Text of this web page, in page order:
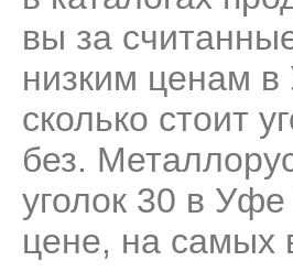
вы за
низким ценам
сколько стоит
без.
уголок 30 в
цене, на самых